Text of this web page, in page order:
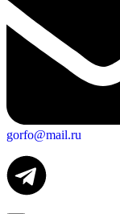
gorfo@mail.ru